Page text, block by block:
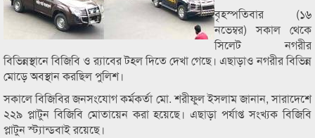
বৃহস্পতিবার (১৬
নভেম্বর) সকাল থেকে
সিলেট নগরীর
বিভিন্নস্থানে বিজিবি ও র‌্যাবের টহল দিতে দেখা গেছে। এছাড়াও নগরীর বিভিন্ন
মোড়ে অবস্থান করছিল পুলিশ।
সকালে বিজিবির জনসংযোগ কর্মকর্তা মো. শরীফুল ইসলাম জানান, সারাদেশে
২২৯ প্লাটুন বিজিবি মোতায়েন করা হয়েছে। এছাড়া পর্যাপ্ত সংখ্যক বিজিবি
প্লাটুন স্ট্যান্ডবাই রয়েছে।